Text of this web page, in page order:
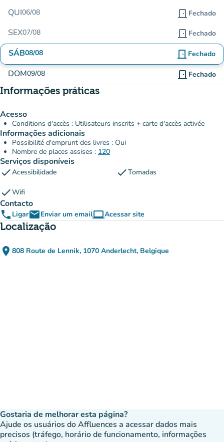
QUI06/08 door_front Fechado
SEX07/08 door_front Fechado
SÁB08/08 door_front Fechado
DOM09/08 door_front Fechado
Informações práticas
Acesso
Conditions d'accès : Utilisateurs inscrits + carte d'accès activée
Informações adicionais
Possibilité d'emprunt des livres : Oui
Nombre de places assises : 120
Serviços disponíveis
checkAcessibilidade checkTomadas
checkWifi
Contacto
phone LigaremailEnviar um emailcomputerAcessar site
(novo separador)
Localização
place 808 Route de Lennik, 1070 Anderlecht, Belgique
(abrir no Google Maps)
(novo separador)
Gostaria de melhorar esta página?
Ajude os usuários do Affluences a acessar dados mais
precisos (tráfego, horário de funcionamento, informações